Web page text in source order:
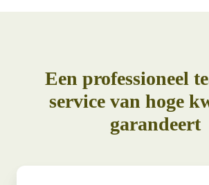
Een professioneel
service van hoge
garandeert